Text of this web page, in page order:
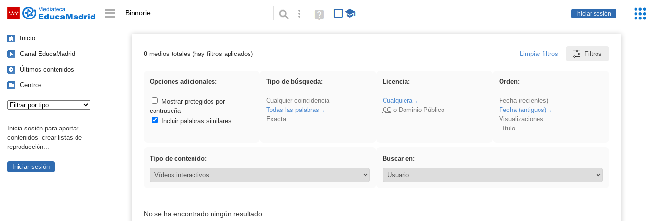
Saltar navegación
Iniciar sesión
Palabra o frase: Búsqueda avanzada
Ayuda
(en
Inicio
Canal EducaMadrid
Últimos contenidos
Centros
Inicia sesión para aportar
contenidos, crear listas de
reproducción...
Iniciar sesión
Resultados de: Binnorie
0medios totales (hay filtros aplicados) Limpiar filtros Filtros
Opciones adicionales:
Mostrar protegidos por
contraseña
Incluir palabras similares
Tipo de búsqueda:
Cualquier coincidencia
Todas las palabras
Exacta
Licencia:
Cualquiera
CCo Dominio Público
Orden:
Fecha (recientes)
Fecha (antiguos)
Visualizaciones
Título
Tipo de contenido: Buscar en:
No se ha encontrado ningún resultado.